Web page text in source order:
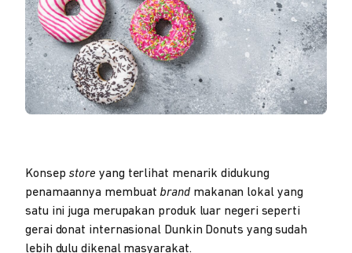
Konsep store yang terlihat menarik didukung
penamaannya membuat brand makanan lokal yang
satu ini juga merupakan produk luar negeri seperti
gerai donat internasional Dunkin Donuts yang sudah
lebih dulu dikenal masyarakat.